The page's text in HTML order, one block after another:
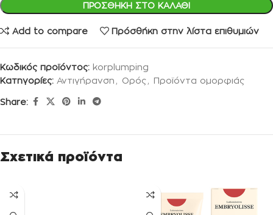
ΠΡΟΣΘΉΚΗ ΣΤΟ ΚΑΛΆΘΙ
Add to compare Πρόσθήκη στην λίστα επιθυμιών
Κωδικός προϊόντος: korplumping
Κατηγορίες: Αντιγήρανση , Ορός , Προϊόντα ομορφιάς
Share:
Σχετικά προϊόντα